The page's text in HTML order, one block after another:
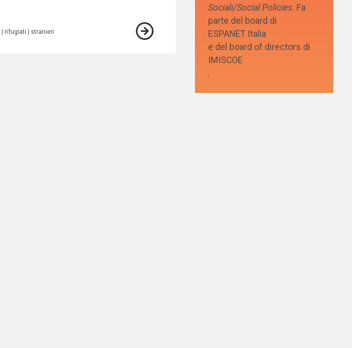
rifugiati stranieri
Sociali/Social Policies. Fa
parte del board di
ESPANET Italia
e del board of directors di
IMISCOE
.